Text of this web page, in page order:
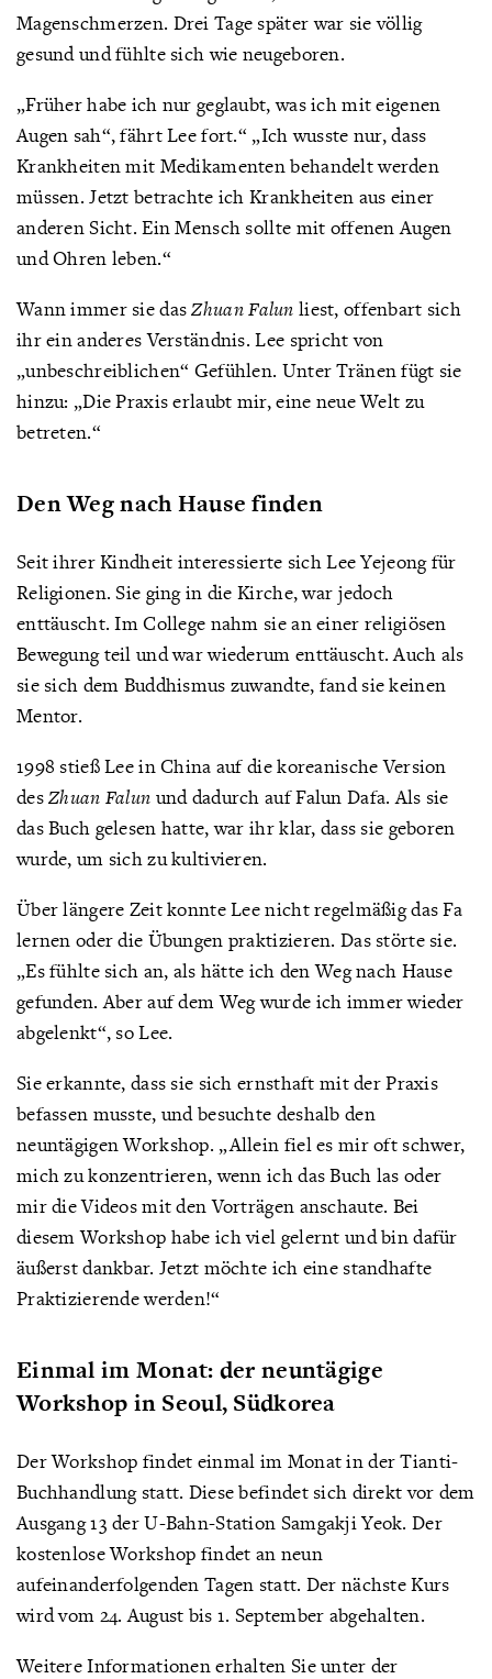
Magenschmerzen. Drei Tage später war sie völlig
gesund und fühlte sich wie neugeboren.
„Früher habe ich nur geglaubt, was ich mit eigenen
Augen sah“, fährt Lee fort.“ „Ich wusste nur, dass
Krankheiten mit Medikamenten behandelt werden
müssen. Jetzt betrachte ich Krankheiten aus einer
anderen Sicht. Ein Mensch sollte mit offenen Augen
und Ohren leben.“
Wann immer sie dasZhuan Falun liest, offenbart sich
ihr ein anderes Verständnis. Lee spricht von
„unbeschreiblichen“ Gefühlen. Unter Tränen fügt sie
hinzu: „Die Praxis erlaubt mir, eine neue Welt zu
betreten.“
Den Weg nach Hause finden
Seit ihrer Kindheit interessierte sich Lee Yejeong für
Religionen. Sie ging in die Kirche, war jedoch
enttäuscht. Im College nahm sie an einer religiösen
Bewegung teil und war wiederum enttäuscht. Auch als
sie sich dem Buddhismus zuwandte, fand sie keinen
Mentor.
1998 stieß Lee in China auf die koreanische Version
desZhuan Falun und dadurch auf Falun Dafa. Als sie
das Buch gelesen hatte, war ihr klar, dass sie geboren
wurde, um sich zu kultivieren.
Über längere Zeit konnte Lee nicht regelmäßig das Fa
lernen oder die Übungen praktizieren. Das störte sie.
„Es fühlte sich an, als hätte ich den Weg nach Hause
gefunden. Aber auf dem Weg wurde ich immer wieder
abgelenkt“, so Lee.
Sie erkannte, dass sie sich ernsthaft mit der Praxis
befassen musste, und besuchte deshalb den
neuntägigen Workshop. „Allein fiel es mir oft schwer,
mich zu konzentrieren, wenn ich das Buch las oder
mir die Videos mit den Vorträgen anschaute. Bei
diesem Workshop habe ich viel gelernt und bin dafür
äußerst dankbar. Jetzt möchte ich eine standhafte
Praktizierende werden!“
Einmal im Monat: der neuntägige
Workshop in Seoul, Südkorea
Der Workshop findet einmal im Monat in der Tianti-
Buchhandlung statt. Diese befindet sich direkt vor dem
Ausgang 13 der U-Bahn-Station Samgakji Yeok. Der
kostenlose Workshop findet an neun
aufeinanderfolgenden Tagen statt. Der nächste Kurs
wird vom 24. August bis 1. September abgehalten.
Weitere Informationen erhalten Sie unter der